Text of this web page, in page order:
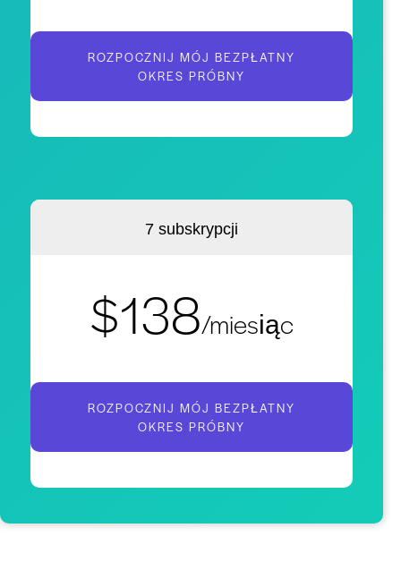
ROZPOCZNIJ MÓJ BEZPŁATNY
OKRES PRÓBNY
7 subskrypcji
$138/miesiąc
ROZPOCZNIJ MÓJ BEZPŁATNY
OKRES PRÓBNY